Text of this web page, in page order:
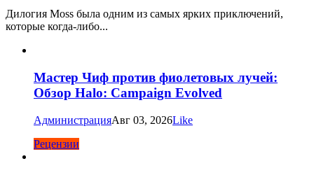
Дилогия Moss была одним из самых ярких приключений,
которые когда-либо...
Мастер Чиф против фиолетовых лучей:
Обзор Halo: Campaign Evolved
АдминистрацияАвг 03, 2026Like
Рецензии